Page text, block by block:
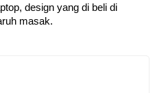
design yang di beli di
masak.